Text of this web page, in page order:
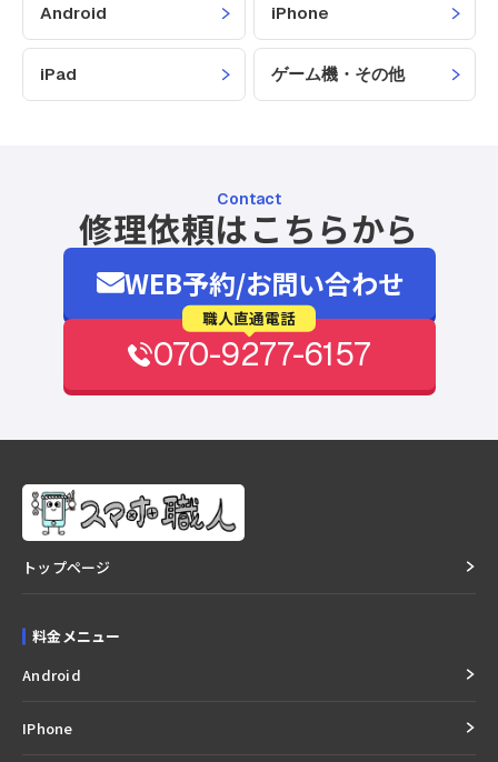
Android iPhone
iPad ゲーム機・その他
Contact
修理依頼はこちらから
WEB予約/お問い合わせ
職人直通電話
070-9277-6157
トップページ
料金メニュー
Android
IPhone